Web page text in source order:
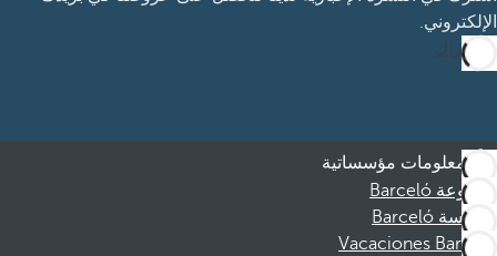
الإلكتروني.
الاشتراك
معلومات مؤسساتية
مجموعة Barceló
مؤسسة Barceló
Vacaciones Barceló